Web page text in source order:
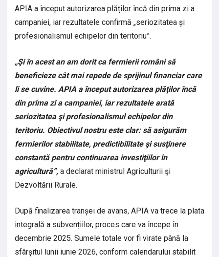
APIA a început autorizarea plăților încă din prima zi a
campaniei, iar rezultatele confirmă „seriozitatea și
profesionalismul echipelor din teritoriu”.
„Şi în acest an am dorit ca fermierii români să
beneficieze cât mai repede de sprijinul financiar care
li se cuvine. APIA a început autorizarea plăţilor încă
din prima zi a campaniei, iar rezultatele arată
seriozitatea şi profesionalismul echipelor din
teritoriu. Obiectivul nostru este clar: să asigurăm
fermierilor stabilitate, predictibilitate şi susţinere
constantă pentru continuarea investiţiilor în
agricultură”, a declarat ministrul Agriculturii şi
Dezvoltării Rurale.
După finalizarea tranșei de avans, APIA va trece la plata
integrală a subvențiilor, proces care va începe în
decembrie 2025. Sumele totale vor fi virate până la
sfârșitul lunii iunie 2026, conform calendarului stabilit